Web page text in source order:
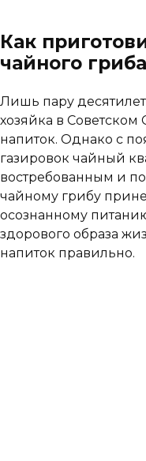
Как
чайного гриба
Лишь пару
хозяйка в Советском
напиток. Однако с
газировок чайный
востребованным и
чайному грибу
осознанному
здорового образа
напиток правильно.